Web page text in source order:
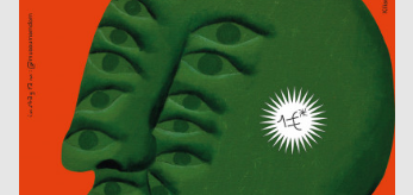
Claudiabasel Grafik & Interaktion
2021
S AM Accsess for all
Phila Büdding, Jana Rzehak
2021
Jazzkabinett